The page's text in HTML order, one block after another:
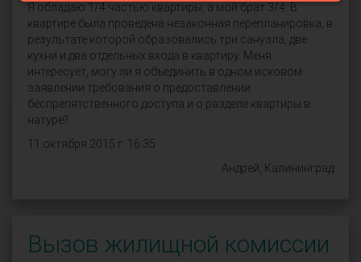
Я обладаю 1/4 частью квартиры, а мой брат 3/4. В
квартире была проведена незаконная перепланировка, в
результате которой образовались три санузла, две
кухни и два отдельных входа в квартиру. Меня
интересует, могу ли я объединить в одном исковом
заявлении требования о предоставлении
беспрепятственного доступа и о разделе квартиры в
натуре?
11 октября 2015 г. 16:35
Андрей, Калининград
Вызов жилищной комиссии